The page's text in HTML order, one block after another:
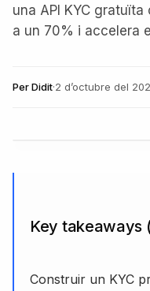
una API KYC
a un 70% i accelera
PerDidit·2 d’octubre del
Key takeaways
Construir un KYC